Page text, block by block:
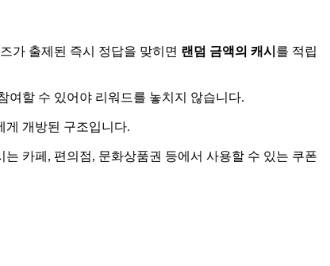
가 출제된 즉시 정답을 맞히면 랜덤 금액의 캐시 를 적립
여할 수 있어야 리워드를 놓치지 않습니다.
게 개방된 구조입니다.
는 카페, 편의점, 문화상품권 등에서 사용할 수 있는 쿠폰